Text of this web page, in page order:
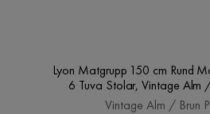
Lyon Matgrupp 150 cm Rund
6 Tuva Stolar, Vintage Alm
Vintage Alm / Brun